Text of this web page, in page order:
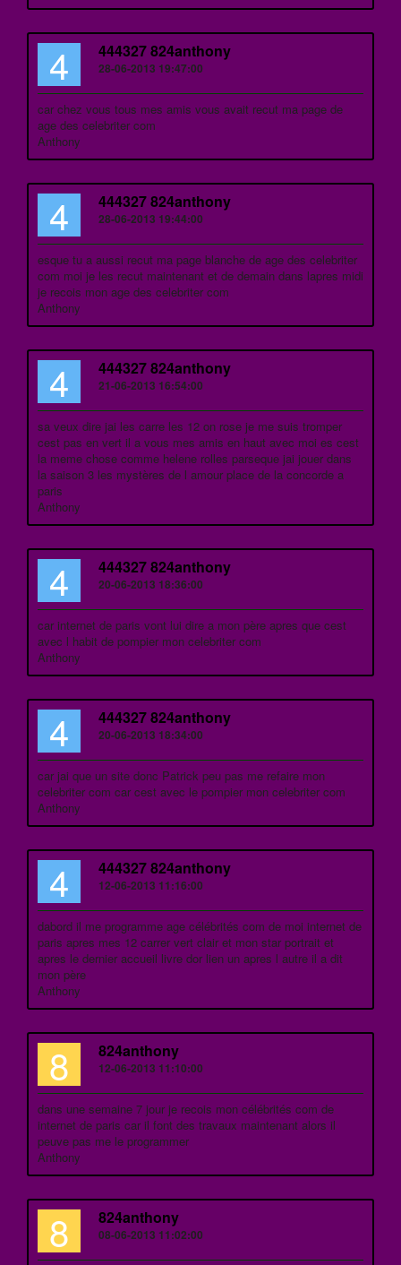
4 444327 824anthony
28-06-2013 19:47:00
car chez vous tous mes amis vous avait recut ma page de
age des celebriter com
Anthony
4 444327 824anthony
28-06-2013 19:44:00
esque tu a aussi recut ma page blanche de age des celebriter
com moi je les recut maintenant et de demain dans lapres midi
je recois mon age des celebriter com
Anthony
4 444327 824anthony
21-06-2013 16:54:00
sa veux dire jai les carre les 12 on rose je me suis tromper
cest pas en vert il a vous mes amis en haut avec moi es cest
la meme chose comme helene rolles parseque jai jouer dans
la saison 3 les mystères de l amour place de la concorde a
paris
Anthony
4 444327 824anthony
20-06-2013 18:36:00
car internet de paris vont lui dire a mon père apres que cest
avec l habit de pompier mon celebriter com
Anthony
4 444327 824anthony
20-06-2013 18:34:00
car jai que un site donc Patrick peu pas me refaire mon
celebriter com car cest avec le pompier mon celebriter com
Anthony
4 444327 824anthony
12-06-2013 11:16:00
dabord il me programme age célébrités com de moi internet de
paris apres mes 12 carrer vert clair et mon star portrait et
apres le dernier accueil livre dor lien un apres l autre il a dit
mon père
Anthony
8 824anthony
12-06-2013 11:10:00
dans une semaine 7 jour je recois mon célébrités com de
internet de paris car il font des travaux maintenant alors il
peuve pas me le programmer
Anthony
8 824anthony
08-06-2013 11:02:00